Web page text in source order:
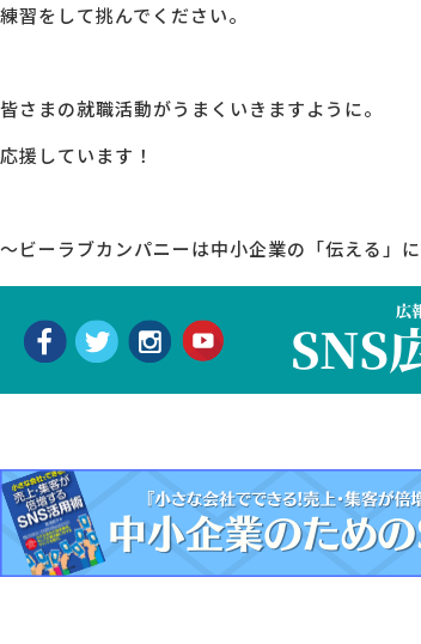
練習をして挑んでください。
皆さまの就職活動がうまくいきますように。
応援しています！
～ビーラブカンパニーは中小企業の「伝える」